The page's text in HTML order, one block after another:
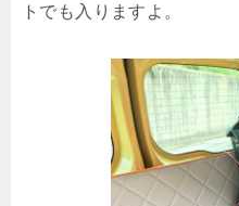
トでも入りますよ。